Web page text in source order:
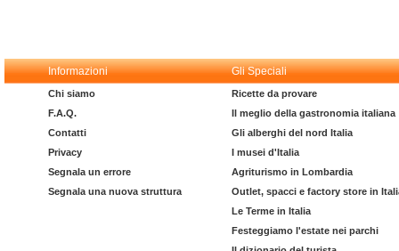
Informazioni Gli Speciali
Chi siamo
F.A.Q.
Contatti
Privacy
Segnala un errore
Segnala una nuova struttura
Ricette da provare
Il meglio della gastronomia italiana
Gli alberghi del nord Italia
I musei d'Italia
Agriturismo in Lombardia
Outlet, spacci e factory store in
Le Terme in Italia
Festeggiamo l'estate nei parchi